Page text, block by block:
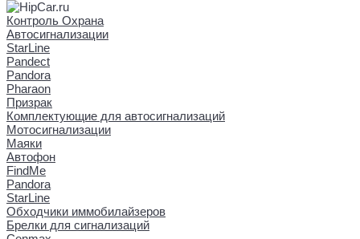
Контроль Охрана
Автосигнализации
StarLine
Pandect
Pandora
Pharaon
Призрак
Комплектующие для автосигнализаций
Мотосигнализации
Маяки
Автофон
FindMe
Pandora
StarLine
Обходчики иммобилайзеров
Брелки для сигнализаций